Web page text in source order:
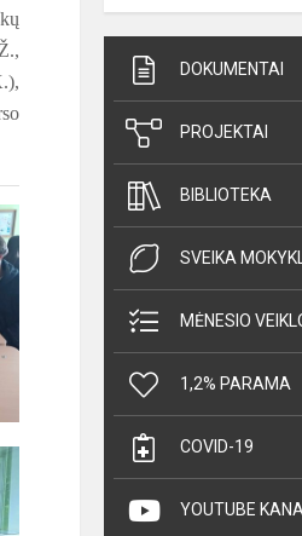
DOKUMENTAI
PROJEKTAI
BIBLIOTEKA
SVEIKA
MĖNESIO
1,2% PARAMA
COVID-19
YOUTUBE